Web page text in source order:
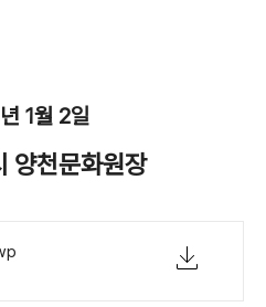
년 1월 2일
양천문화원장